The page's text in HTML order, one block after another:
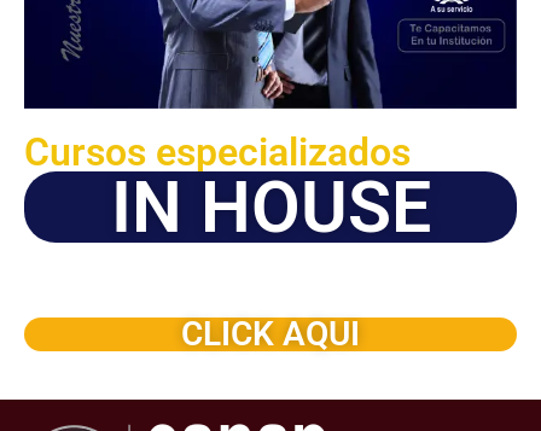
Cursos especializados
IN HOUSE
CLICK AQUI